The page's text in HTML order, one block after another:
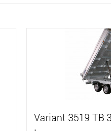
Variant 3519 TB